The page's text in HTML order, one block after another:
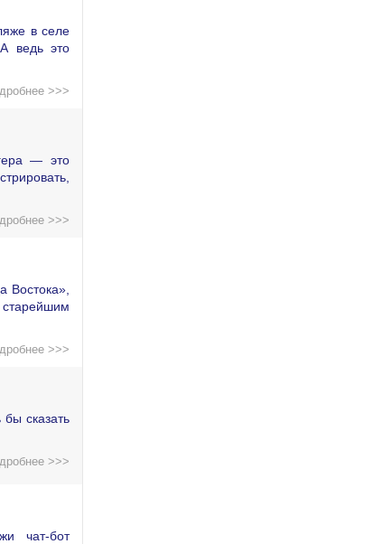
в селе
ведь это
>>>
— это
>>>
Востока»,
>>>
сказать
>>>
чат-бот